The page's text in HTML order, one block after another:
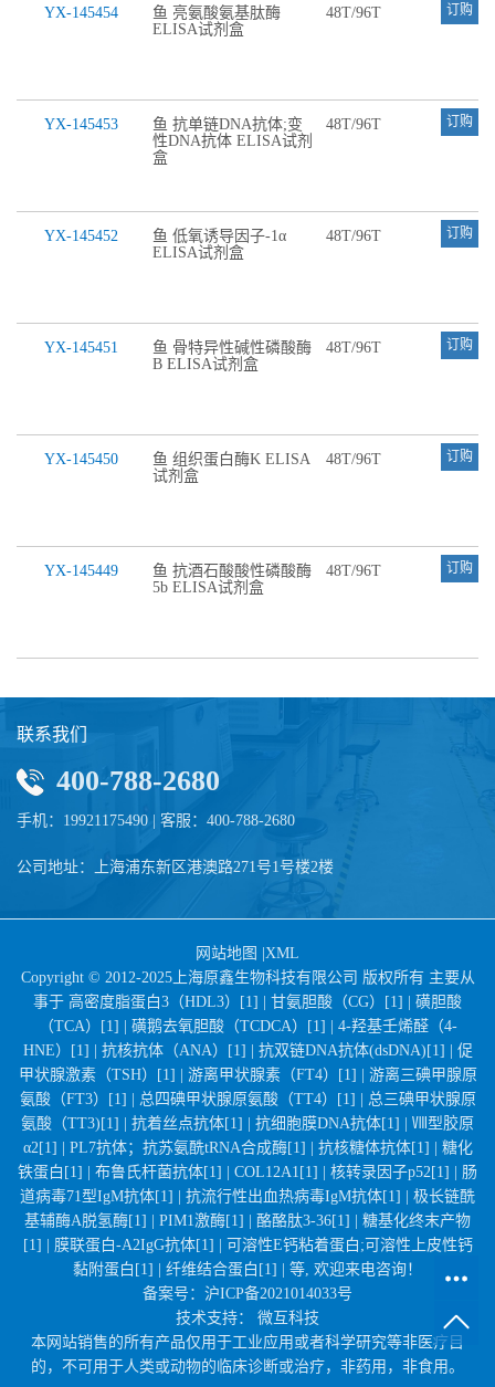
YX-145454
鱼 亮氨酸氨基肽酶
ELISA试剂盒
48T/96T 订购
YX-145453
鱼 抗单链DNA抗体;变
性DNA抗体 ELISA试剂
盒
48T/96T 订购
YX-145452
鱼 低氧诱导因子-1α
ELISA试剂盒
48T/96T 订购
YX-145451
鱼 骨特异性碱性磷酸酶
B ELISA试剂盒
48T/96T 订购
YX-145450
鱼 组织蛋白酶K ELISA
试剂盒
48T/96T 订购
YX-145449
鱼 抗酒石酸酸性磷酸酶
5b ELISA试剂盒
48T/96T 订购
联系我们
400-788-2680
手机：19921175490 | 客服：400-788-2680
公司地址：上海浦东新区港澳路271号1号楼2楼
网站地图
XML
Copyright © 2012-2025上海原鑫生物科技有限公司 版权所有 主要从
事于 高密度脂蛋白3（HDL3）[1] | 甘氨胆酸（CG）[1] | 磺胆酸
（TCA）[1] | 磺鹅去氧胆酸（TCDCA）[1] | 4-羟基壬烯醛（4-
HNE）[1] | 抗核抗体（ANA）[1] | 抗双链DNA抗体(dsDNA)[1] | 促
甲状腺激素（TSH）[1] | 游离甲状腺素（FT4）[1] | 游离三碘甲腺原
氨酸（FT3）[1] | 总四碘甲状腺原氨酸（TT4）[1] | 总三碘甲状腺原
氨酸（TT3)[1] | 抗着丝点抗体[1] | 抗细胞膜DNA抗体[1] | Ⅷ型胶原
α2[1] | PL7抗体；抗苏氨酰tRNA合成酶[1] | 抗核糖体抗体[1] | 糖化
铁蛋白[1] | 布鲁氏杆菌抗体[1] | COL12A1[1] | 核转录因子p52[1] | 肠
道病毒71型IgM抗体[1] | 抗流行性出血热病毒IgM抗体[1] | 极长链酰
基辅酶A脱氢酶[1] | PIM1激酶[1] | 酪酪肽3-36[1] | 糖基化终末产物
[1] | 膜联蛋白-A2IgG抗体[1] |
可溶性E钙粘着蛋白;可溶性上皮性钙
黏附蛋白[1] | 纤维结合蛋白[1] | 等, 欢迎来电咨询！
备案号： 沪ICP备2021014033号
技术支持： 微互科技
本网站销售的所有产品仅用于工业应用或者科学研究等非医疗目
的，不可用于人类或动物的临床诊断或治疗，非药用，非食用。